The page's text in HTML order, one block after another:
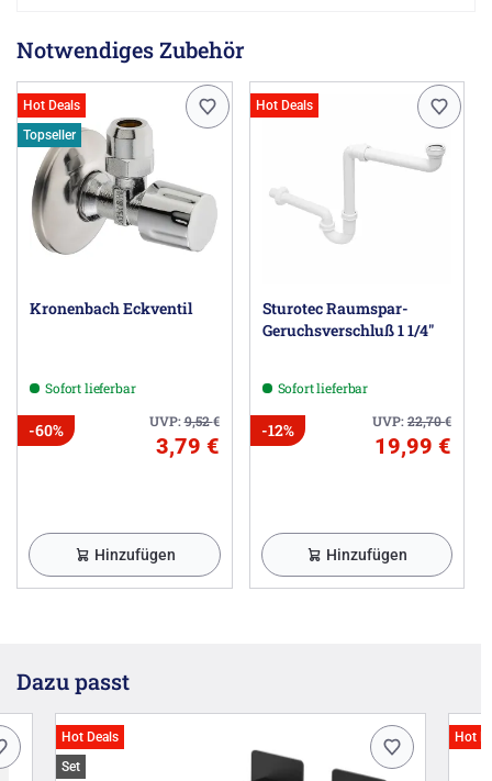
Notwendiges Zubehör
Hot Deals
Topseller
Kronenbach Eckventil
Sofort lieferbar
UVP:9,52€
-60%
3,79 €
Hinzufügen
Hot Deals
Sturotec Raumspar-
Geruchsverschluß 1 1/4"
Sofort lieferbar
UVP:22,70€
-12%
19,99 €
Hinzufügen
Dazu passt
Hot Deals
Set
Hot